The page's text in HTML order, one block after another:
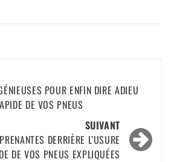
POUR ENFIN DIRE ADIEU
DE VOS PNEUS
SUIVANT
DERRIÈRE L’USURE
DE VOS PNEUS EXPLIQUÉES